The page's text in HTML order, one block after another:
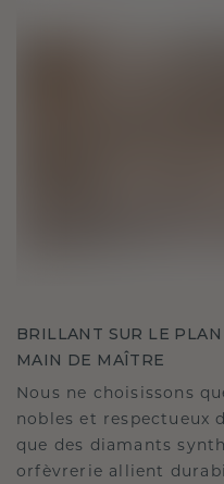
BRILLANT SUR LE
MAIN DE MAÎTRE
Nous ne choisissons
nobles et respectueux
que des diamants
orfèvrerie allient